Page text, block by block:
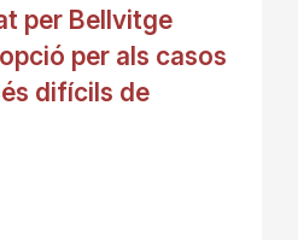
per Bellvitge
per als casos
difícils de